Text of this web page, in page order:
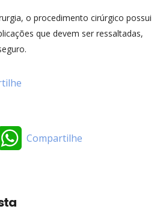
o procedimento cirúrgico possui
que devem ser ressaltadas,
Compartilhe